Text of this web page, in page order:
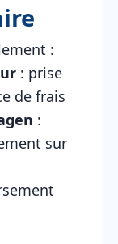
:
: prise
de frais
:
sur